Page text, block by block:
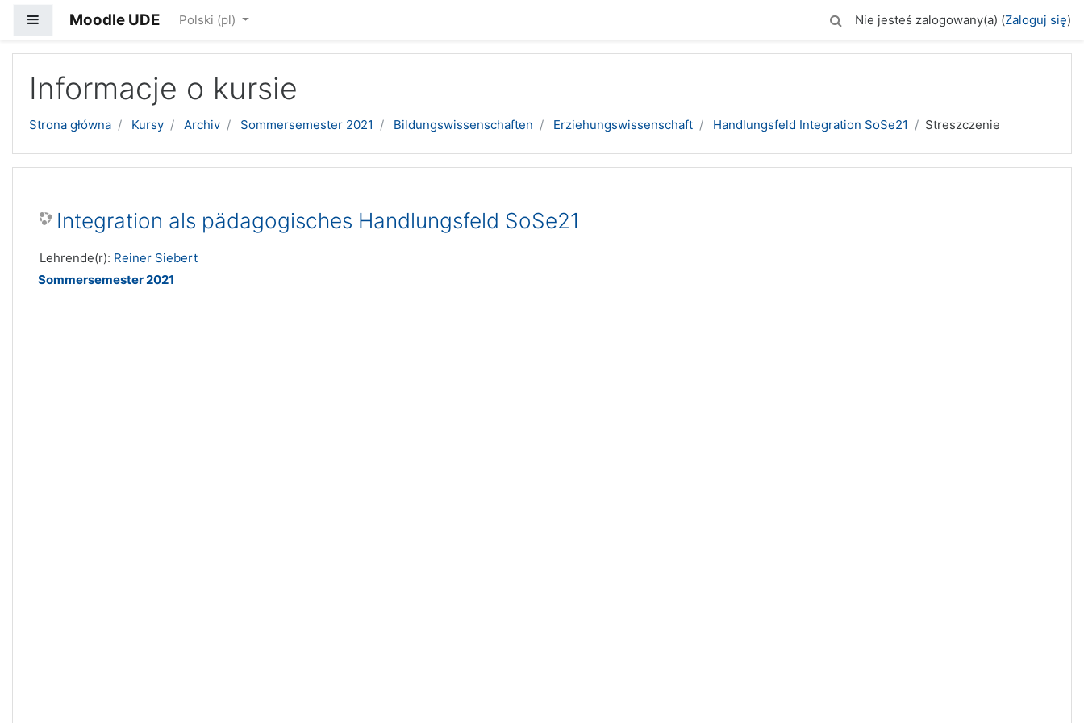
Panel boczny
Moodle UDE Polski ‎(pl)‎ Nie jesteś zalogowany(a) (Zaloguj się)
Informacje o kursie
Strona główna Kursy Archiv Sommersemester 2021 Bildungswissenschaften Erziehungswissenschaft Handlungsfeld Integration SoSe21 Streszczenie
Integration als pädagogisches Handlungsfeld SoSe21
Lehrende(r): Reiner Siebert
Sommersemester 2021